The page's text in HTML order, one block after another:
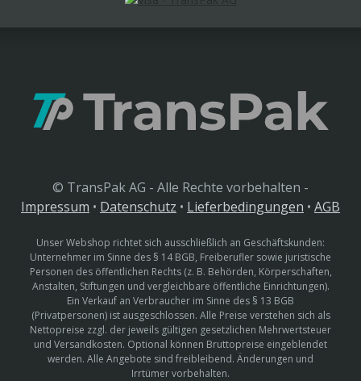
© TransPak AG - Alle Rechte vorbehalten -
Impressum • Datenschutz • Lieferbedingungen • AGB
Unser Webshop richtet sich ausschließlich an Geschäftskunden:
Unternehmer im Sinne des § 14 BGB, Freiberufler sowie juristische
Personen des öffentlichen Rechts (z. B. Behörden, Körperschaften,
Anstalten, Stiftungen und vergleichbare öffentliche Einrichtungen).
Ein Verkauf an Verbraucher im Sinne des § 13 BGB
(Privatpersonen) ist ausgeschlossen. Alle Preise verstehen sich als
Nettopreise zzgl. der jeweils gültigen gesetzlichen Mehrwertsteuer
und Versandkosten. Optional können Bruttopreise eingeblendet
werden. Alle Angebote sind freibleibend. Änderungen und
Irrtümer vorbehalten.